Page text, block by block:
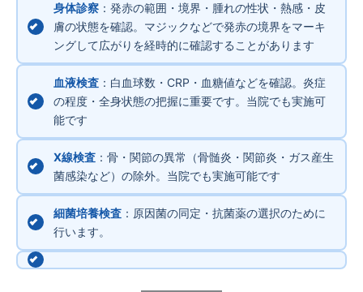
身体診察：発赤の範囲・境界・腫れの性状・熱感・皮
膚の状態を確認。マジックなどで発赤の境界をマーキ
ングして広がりを経時的に確認することがあります
血液検査：白血球数・CRP・血糖値などを確認。炎症
の程度・全身状態の把握に重要です。当院でも実施可
能です
X線検査：骨・関節の異常（骨髄炎・関節炎・ガス産生
菌感染など）の除外。当院でも実施可能です
細菌培養検査：原因菌の同定・抗菌薬の選択のために
行います。